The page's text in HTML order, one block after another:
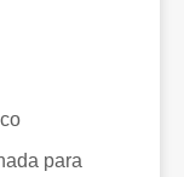
para